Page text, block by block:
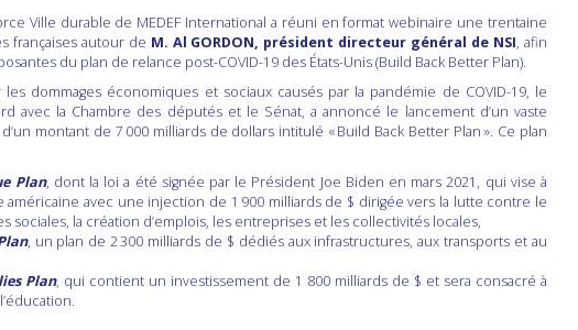
Ville durable de MEDEF International a réuni en format webinaire une trentaine
françaises autour de M. Al GORDON, président directeur général de NSI, afin
du plan de relance post-COVID-19 des États-Unis (Build Back Better Plan).
dommages économiques et sociaux causés par la pandémie de COVID-19, le
avec la Chambre des députés et le Sénat, a annoncé le lancement d’un vaste
montant de 7 000 milliards de dollars intitulé « Build Back Better Plan ». Ce plan
Plan, dont la loi a été signée par le Président Joe Biden en mars 2021, qui vise à
américaine avec une injection de 1 900 milliards de $ dirigée vers la lutte contre le
sociales, la création d’emplois, les entreprises et les collectivités locales,
, un plan de 2 300 milliards de $ dédiés aux infrastructures, aux transports et au
Plan, qui contient un investissement de 1 800 milliards de $ et sera consacré à